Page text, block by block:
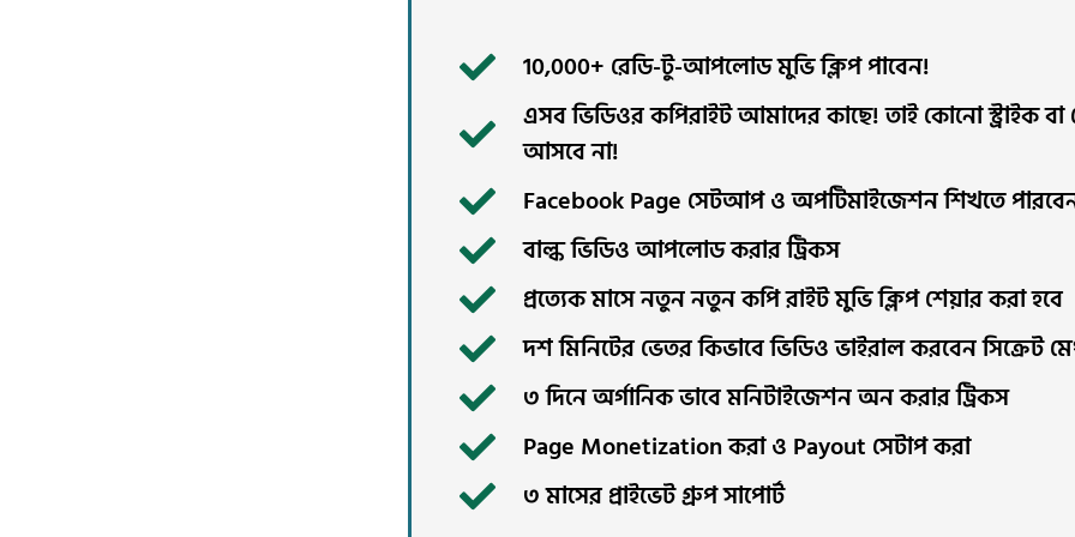
10,000+ রেডি-টু-আপলোড মুভি ক্লিপ পাবেন!
এসব ভিডিওর কপিরাইট আমাদের কাছে! তাই কোনো স্ট্রাইক বা
আসবে না!
Facebook Page সেটআপ ও অপটিমাইজেশন শিখতে
বাল্ক ভিডিও আপলোড করার ট্রিকস
প্রত্যেক মাসে নতুন নতুন কপি রাইট মুভি ক্লিপ শেয়ার করা হবে
দশ মিনিটের ভেতর কিভাবে ভিডিও ভাইরাল করবেন সিক্রেট
৩ দিনে অর্গানিক ভাবে মনিটাইজেশন অন করার ট্রিকস
Page Monetization করা ও Payout সেটাপ করা
৩ মাসের প্রাইভেট গ্রুপ সাপোর্ট